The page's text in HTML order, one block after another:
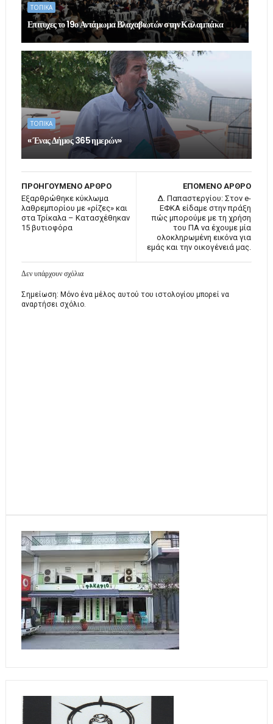
ΤΟΠΙΚΑ
Επιτυχες το 19ο Αντάμωμα Βλαχαβιωτών στην Καλαμπάκα
ΤΟΠΙΚΑ
« Ένας Δήμος 365 ημερών»
ΕΠΟΜΕΝΟ ΑΡΘΡΟ
Δ. Παπαστεργίου: Στον e-
ΕΦΚΑ είδαμε στην πράξη
πώς μπορούμε με τη χρήση
του ΠΑ να έχουμε μία
ολοκληρωμένη εικόνα για
εμάς και την οικογένειά μας.
ΠΡΟΗΓΟΥΜΕΝΟ ΑΡΘΡΟ
Εξαρθρώθηκε κύκλωμα
λαθρεμπορίου με «ρίζες» και
στα Τρίκαλα – Κατασχέθηκαν
15 βυτιοφόρα
Δεν υπάρχουν σχόλια
Σημείωση: Μόνο ένα μέλος αυτού του ιστολογίου μπορεί να
αναρτήσει σχόλιο.